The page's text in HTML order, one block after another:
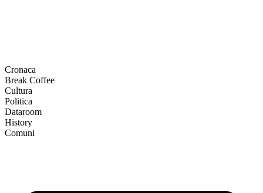
Cronaca
Break Coffee
Cultura
Politica
Dataroom
History
Comuni